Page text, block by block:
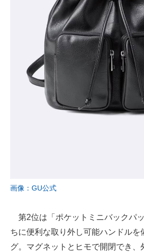
画像：GU公式
第2位は「ポケットミニバックパ
ちに便利な取り外し可能ハンドルを
グ。マグネットとヒモで開閉でき、